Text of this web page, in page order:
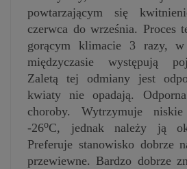
powtarzającym się
czerwca do września. Proces
gorącym klimacie 3 razy,
międzyczasie występują
Zaletą tej odmiany jest
kwiaty nie opadają.
choroby. Wytrzymuje
-26oC, jednak należy ją
Preferuje stanowisko dobrze
przewiewne. Bardzo dobrze